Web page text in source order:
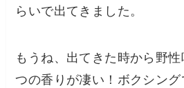
らいで出てきました。
もうね、出てきた時から野
つの香りが凄い！ボクシン